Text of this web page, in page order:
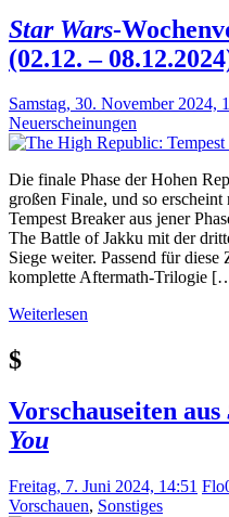
Star Wars-
(02.12. –
Samstag, 30. November 2024,
Neuerscheinungen
Die finale Phase der Hohen
großen Finale, und so
Tempest Breaker aus jener
The Battle of Jakku mit der
Siege weiter. Passend für
komplette Aftermath-Trilogie
Weiterlesen
$
Vorschauseiten aus
You
Freitag, 7. Juni 2024, 14:51 Flo
Vorschauen, Sonstiges